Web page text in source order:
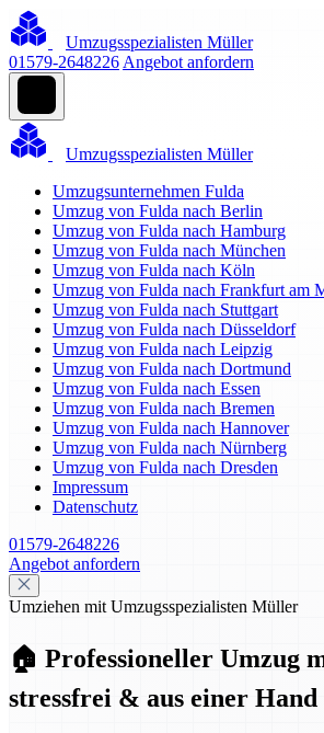
Umzugsspezialisten Müller
01579-2648226 Angebot anfordern
Umzugsspezialisten Müller
Umzugsunternehmen Fulda
Umzug von Fulda nach Berlin
Umzug von Fulda nach Hamburg
Umzug von Fulda nach München
Umzug von Fulda nach Köln
Umzug von Fulda nach Frankfurt am
Umzug von Fulda nach Stuttgart
Umzug von Fulda nach Düsseldorf
Umzug von Fulda nach Leipzig
Umzug von Fulda nach Dortmund
Umzug von Fulda nach Essen
Umzug von Fulda nach Bremen
Umzug von Fulda nach Hannover
Umzug von Fulda nach Nürnberg
Umzug von Fulda nach Dresden
Impressum
Datenschutz
01579-2648226
Angebot anfordern
Umziehen mit Umzugsspezialisten Müller
🏠 Professioneller Umzug
stressfrei & aus einer Hand